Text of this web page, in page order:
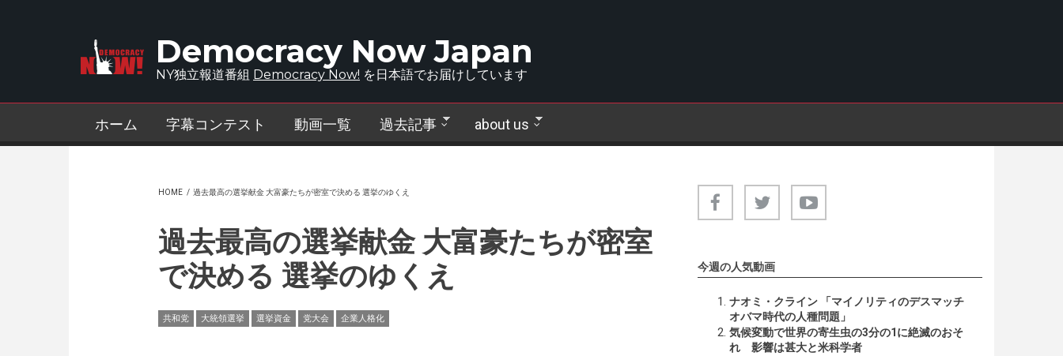
Democracy Now Japan
NY独立報道番組 Democracy Now! を日本語でお届けしています
ホーム 字幕コンテスト 動画一覧 過去記事 about us
HOME / 過去最高の選挙献金 大富豪たちが密室で決める 選挙のゆくえ
過去最高の選挙献金 大富豪たちが密室
で決める 選挙のゆくえ
共和党 大統領選挙 選挙資金 党大会 企業人格化
今週の人気動画
ナオミ・クライン 「マイノリティのデスマッチ
オバマ時代の人種問題」
気候変動で世界の寄生虫の3分の1に絶滅のおそ
れ 影響は甚大と米科学者